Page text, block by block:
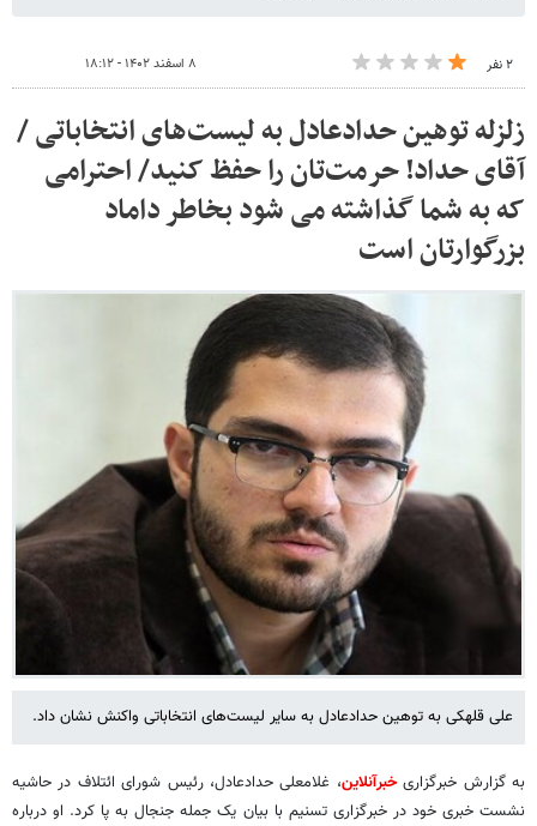
۲ نفر ۸ اسفند ۱۴۰۲ - ۱۸:۱۲
زلزله توهین حدادعادل به لیست‌های انتخاباتی /
آقای حداد! حرمت‌تان را حفظ کنید/ احترامی
که به شما گذاشته می شود بخاطر داماد
بزرگوارتان است
علی قلهکی به توهین حدادعادل به سایر لیست‌های انتخاباتی واکنش نشان داد.
به گزارش خبرگزاریخبرآنلاین، غلامعلی حدادعادل، رئیس شورای ائتلاف در حاشیه
نشست خبری خود در خبرگزاری تسنیم با بیان یک جمله جنجال به پا کرد. او درباره